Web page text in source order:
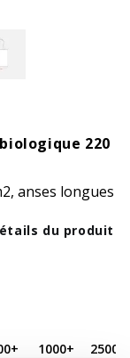
220
anses longues
du produit
+ 1000+ 2500